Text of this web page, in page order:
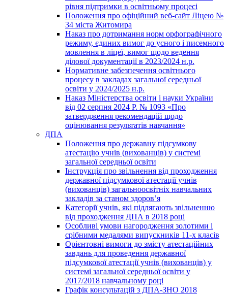
рівня підтримки в освітньому процесі
Положення про офіційний веб-сайт Ліцею №
34 міста Житомира
Наказ про дотримання норм орфографічного
режиму, єдиних вимог до усного і писемного
мовлення в ліцеї, вимог щодо ведення
ділової документації в 2023/2024 н.р.
Нормативне забезпечення освітнього
процесу в закладах загальної середньої
освіти у 2024/2025 н.р.
Наказ Міністерства освіти і науки України
від 02 серпня 2024 Р. № 1093 «Про
затвердження рекомендацій щодо
оцінювання результатів навчання»
ДПА
Положення про державну підсумкову
атестацію учнів (вихованців) у системі
загальної середньої освіти
Інструкція про звільнення від проходження
державної підсумкової атестації учнів
(вихованців) загальноосвітніх навчальних
закладів за станом здоров’я
Категорії учнів, які підлягають звільненню
від проходження ДПА в 2018 році
Особливі умови нагородження золотими і
срібними медалями випускників 11-х класів
Орієнтовні вимоги до змісту атестаційних
завдань для проведення державної
підсумкової атестації учнів (вихованців) у
системі загальної середньої освіти у
2017/2018 навчальному році
Графік консультацій з ДПА-ЗНО 2018